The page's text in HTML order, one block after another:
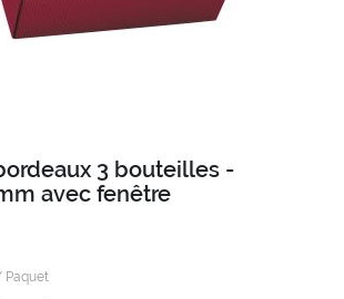
3 bouteilles -
avec fenêtre
Paquet